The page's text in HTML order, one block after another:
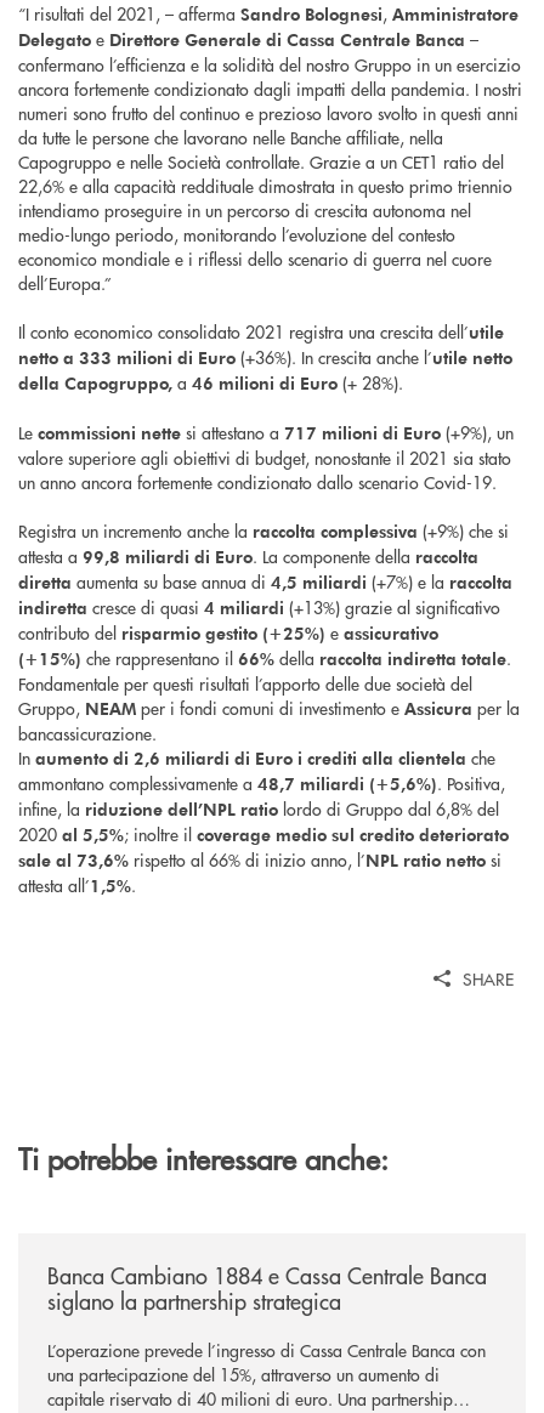
“I risultati del 2021, – afferma Sandro Bolognesi, Amministratore
Delegato e Direttore Generale di Cassa Centrale Banca –
confermano l’efficienza e la solidità del nostro Gruppo in un esercizio
ancora fortemente condizionato dagli impatti della pandemia. I nostri
numeri sono frutto del continuo e prezioso lavoro svolto in questi anni
da tutte le persone che lavorano nelle Banche affiliate, nella
Capogruppo e nelle Società controllate. Grazie a un CET1 ratio del
22,6% e alla capacità reddituale dimostrata in questo primo triennio
intendiamo proseguire in un percorso di crescita autonoma nel
medio-lungo periodo, monitorando l’evoluzione del contesto
economico mondiale e i riflessi dello scenario di guerra nel cuore
dell’Europa.”
Il conto economico consolidato 2021 registra una crescita dell’utile
netto a 333 milioni di Euro (+36%). In crescita anche l’utile netto
della Capogruppo, a 46 milioni di Euro (+ 28%).
Le commissioni nette si attestano a 717 milioni di Euro (+9%), un
valore superiore agli obiettivi di budget, nonostante il 2021 sia stato
un anno ancora fortemente condizionato dallo scenario Covid-19.
Registra un incremento anche la raccolta complessiva (+9%) che si
attesta a 99,8 miliardi di Euro. La componente della raccolta
diretta aumenta su base annua di 4,5 miliardi (+7%) e la raccolta
indiretta cresce di quasi 4 miliardi (+13%) grazie al significativo
contributo del risparmio gestito (+25%) e assicurativo
(+15%) che rappresentano il 66% della raccolta indiretta totale.
Fondamentale per questi risultati l’apporto delle due società del
Gruppo, NEAM per i fondi comuni di investimento e Assicura per la
bancassicurazione.
In aumento di 2,6 miliardi di Euro i crediti alla clientela che
ammontano complessivamente a 48,7 miliardi (+5,6%). Positiva,
infine, la riduzione dell’NPL ratio lordo di Gruppo dal 6,8% del
2020 al 5,5%; inoltre il coverage medio sul credito deteriorato
sale al 73,6% rispetto al 66% di inizio anno, l’NPL ratio netto si
attesta all’1,5%.
SHARE
Ti potrebbe interessare anche:
Banca Cambiano 1884 e Cassa Centrale Banca
siglano la partnership strategica
L’operazione prevede l’ingresso di Cassa Centrale Banca con
una partecipazione del 15%, attraverso un aumento di
capitale riservato di 40 milioni di euro. Una partnership